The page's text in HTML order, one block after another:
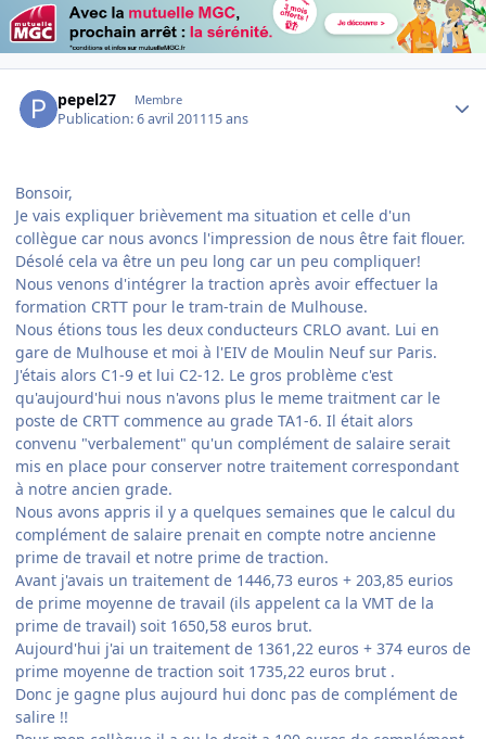
pepel27 Membre
Publication:6 avril 201115 ans
Bonsoir,
Je vais expliquer brièvement ma situation et celle d'un
collègue car nous avoncs l'impression de nous être fait flouer.
Désolé cela va être un peu long car un peu compliquer!
Nous venons d'intégrer la traction après avoir effectuer la
formation CRTT pour le tram-train de Mulhouse.
Nous étions tous les deux conducteurs CRLO avant. Lui en
gare de Mulhouse et moi à l'EIV de Moulin Neuf sur Paris.
J'étais alors C1-9 et lui C2-12. Le gros problème c'est
qu'aujourd'hui nous n'avons plus le meme traitment car le
poste de CRTT commence au grade TA1-6. Il était alors
convenu "verbalement" qu'un complément de salaire serait
mis en place pour conserver notre traitement correspondant
à notre ancien grade.
Nous avons appris il y a quelques semaines que le calcul du
complément de salaire prenait en compte notre ancienne
prime de travail et notre prime de traction.
Avant j'avais un traitement de 1446,73 euros + 203,85 eurios
de prime moyenne de travail (ils appelent ca la VMT de la
prime de travail) soit 1650,58 euros brut.
Aujourd'hui j'ai un traitement de 1361,22 euros + 374 euros de
prime moyenne de traction soit 1735,22 euros brut .
Donc je gagne plus aujourd hui donc pas de complément de
salire !!